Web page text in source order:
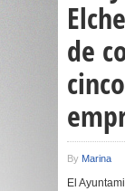
de
By Marina
El